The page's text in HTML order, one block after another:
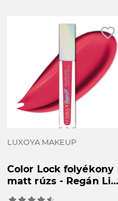
favorite_border
LUXOYA MAKEUP
Color Lock folyékony
matt rúzs - Regán Lili